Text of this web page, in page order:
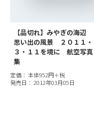
【品切れ】みやぎの海辺
思い出の風景 ２０１１・
３・１１を境に 航空写真
集
定価： 本体952円＋税
発売日： 2012年03月05日